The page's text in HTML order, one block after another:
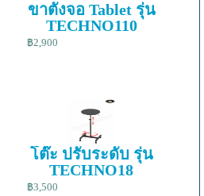
ขาตั้งจอ Tablet รุ่น
TECHNO110
฿2,900
โต๊ะ ปรับระดับ รุ่น
TECHNO18
฿3,500